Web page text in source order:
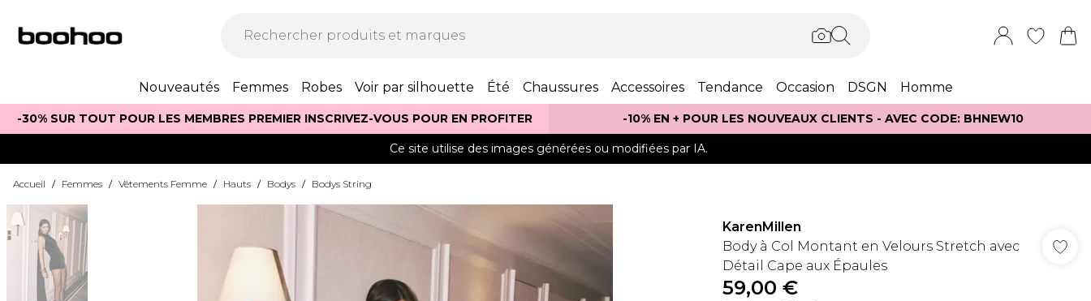
Nouveautés Femmes Robes Voir par silhouette Été Chaussures Accessoires Tendance Occasion DSGN Homme
-30% SUR TOUT POUR LES MEMBRES PREMIER INSCRIVEZ-VOUS POUR EN PROFITER -10% EN + POUR LES NOUVEAUX CLIENTS - AVEC CODE: BHNEW10
Ce site utilise des images générées ou modifiées par IA.
Accueil / Femmes / Vêtements Femme / Hauts / Bodys / Bodys String
KarenMillen
Body à Col Montant en Velours Stretch avec
Détail Cape aux Épaules
59,00 €